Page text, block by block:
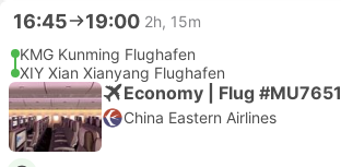
16:45 19:00 2h, 15m
KMG Kunming Flughafen
XIY Xian Xianyang Flughafen
Economy | Flug #MU7651
China Eastern Airlines